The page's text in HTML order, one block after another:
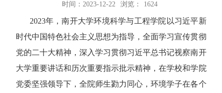
时间：2023-12-22 浏览： 1624
2023年，南开大学环境科学与工程学院以习近平新
时代中国特色社会主义思想为指导，全面学习宣传贯彻
党的二十大精神，深入学习贯彻习近平总书记视察南开
大学重要讲话和历次重要指示批示精神，在学校和学院
党委坚强领导下，全院师生勠力同心，环境学子在各个